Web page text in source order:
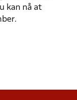
kan nå at